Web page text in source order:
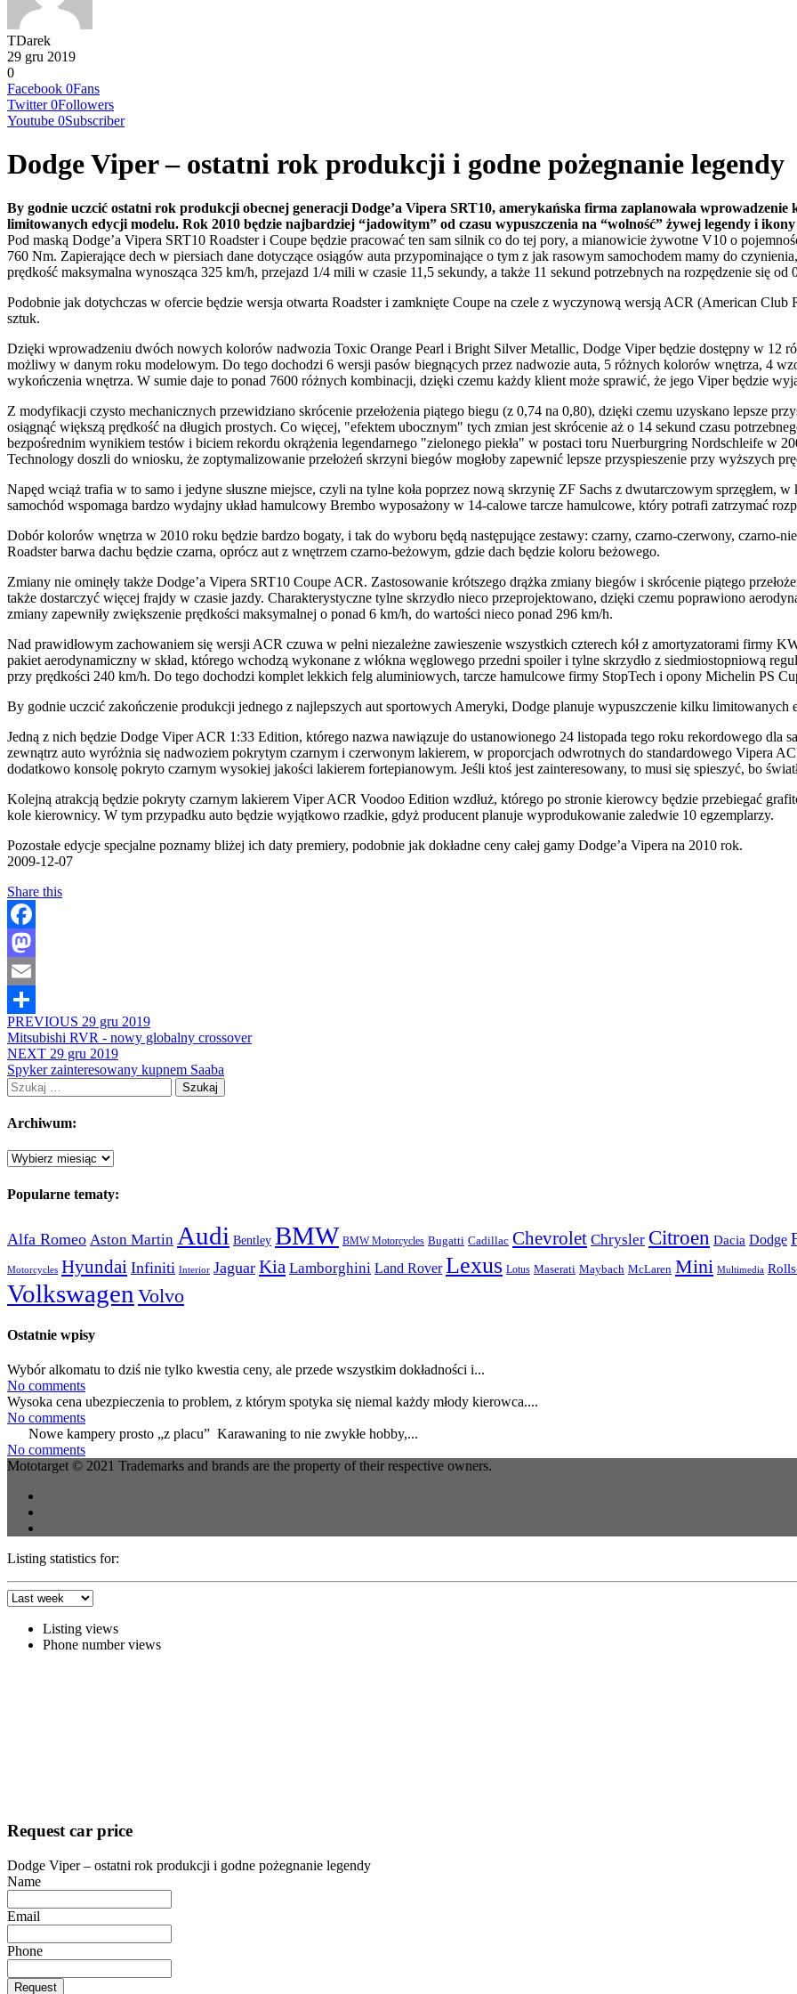
TDarek
29 gru 2019
0
Facebook 0Fans
Twitter 0Followers
Youtube 0Subscriber
Dodge Viper – ostatni rok produkcji i godne pożegnanie legendy
By godnie uczcić ostatni rok produkcji obecnej generacji Dodge’a Vipera SRT10, amerykańska firma zaplanowała
limitowanych edycji modelu. Rok 2010 będzie najbardziej “jadowitym” od czasu wypuszczenia na “wolność” żywej legendy i
Pod maską Dodge’a Vipera SRT10 Roadster i Coupe będzie pracować ten sam silnik co do tej pory, a mianowicie żywotne V10 o
760 Nm. Zapierające dech w piersiach dane dotyczące osiągów auta przypominające o tym z jak rasowym samochodem mamy do
prędkość maksymalna wynosząca 325 km/h, przejazd 1/4 mili w czasie 11,5 sekundy, a także 11 sekund potrzebnych na rozpędzenie się
Podobnie jak dotychczas w ofercie będzie wersja otwarta Roadster i zamknięte Coupe na czele z wyczynową wersją ACR (American
sztuk.
Dzięki wprowadzeniu dwóch nowych kolorów nadwozia Toxic Orange Pearl i Bright Silver Metallic, Dodge Viper będzie dostępny w 12
możliwy w danym roku modelowym. Do tego dochodzi 6 wersji pasów biegnących przez nadwozie auta, 5 różnych kolorów wnętrza, 4
wykończenia wnętrza. W sumie daje to ponad 7600 różnych kombinacji, dzięki czemu każdy klient może sprawić, że jego Viper będzie
Z modyfikacji czysto mechanicznych przewidziano skrócenie przełożenia piątego biegu (z 0,74 na 0,80), dzięki czemu uzyskano lepsze
osiągnąć większą prędkość na długich prostych. Co więcej, "efektem ubocznym" tych zmian jest skrócenie aż o 14 sekund czasu
bezpośrednim wynikiem testów i biciem rekordu okrążenia legendarnego "zielonego piekła" w postaci toru Nuerburgring Nordschleife w
Technology doszli do wniosku, że zoptymalizowanie przełożeń skrzyni biegów mogłoby zapewnić lepsze przyspieszenie przy wyższych
Napęd wciąż trafia w to samo i jedyne słuszne miejsce, czyli na tylne koła poprzez nową skrzynię ZF Sachs z dwutarczowym sprzęgłem,
samochód wspomaga bardzo wydajny układ hamulcowy Brembo wyposażony w 14-calowe tarcze hamulcowe, który potrafi zatrzymać
Dobór kolorów wnętrza w 2010 roku będzie bardzo bogaty, i tak do wyboru będą następujące zestawy: czarny, czarno-czerwony, czarno-
Roadster barwa dachu będzie czarna, oprócz aut z wnętrzem czarno-beżowym, gdzie dach będzie koloru beżowego.
Zmiany nie ominęły także Dodge’a Vipera SRT10 Coupe ACR. Zastosowanie krótszego drążka zmiany biegów i skrócenie piątego
także dostarczyć więcej frajdy w czasie jazdy. Charakterystyczne tylne skrzydło nieco przeprojektowano, dzięki czemu poprawiono
zmiany zapewniły zwiększenie prędkości maksymalnej o ponad 6 km/h, do wartości nieco ponad 296 km/h.
Nad prawidłowym zachowaniem się wersji ACR czuwa w pełni niezależne zawieszenie wszystkich czterech kół z amortyzatorami firmy
pakiet aerodynamiczny w skład, którego wchodzą wykonane z włókna węglowego przedni spoiler i tylne skrzydło z siedmiostopniową
przy prędkości 240 km/h. Do tego dochodzi komplet lekkich felg aluminiowych, tarcze hamulcowe firmy StopTech i opony Michelin PS
By godnie uczcić zakończenie produkcji jednego z najlepszych aut sportowych Ameryki, Dodge planuje wypuszczenie kilku limitowanych
Jedną z nich będzie Dodge Viper ACR 1:33 Edition, którego nazwa nawiązuje do ustanowionego 24 listopada tego roku rekordowego dla
zewnątrz auto wyróżnia się nadwoziem pokrytym czarnym i czerwonym lakierem, w proporcjach odwrotnych do standardowego Vipera
dodatkowo konsolę pokryto czarnym wysokiej jakości lakierem fortepianowym. Jeśli ktoś jest zainteresowany, to musi się spieszyć, bo
Kolejną atrakcją będzie pokryty czarnym lakierem Viper ACR Voodoo Edition wzdłuż, którego po stronie kierowcy będzie przebiegać
kole kierownicy. W tym przypadku auto będzie wyjątkowo rzadkie, gdyż producent planuje wyprodukowanie zaledwie 10 egzemplarzy.
Pozostałe edycje specjalne poznamy bliżej ich daty premiery, podobnie jak dokładne ceny całej gamy Dodge’a Vipera na 2010 rok.
2009-12-07
Share this
Facebook
Mastodon
Email
Share
PREVIOUS 29 gru 2019
Mitsubishi RVR - nowy globalny crossover
NEXT 29 gru 2019
Spyker zainteresowany kupnem Saaba
Szukaj:
Archiwum:
Archiwum:
Popularne tematy:
Alfa Romeo Aston Martin Audi Bentley BMW BMW Motorcycles Bugatti Cadillac Chevrolet Chrysler Citroen Dacia Dodge
Motorcycles Hyundai Infiniti Interior Jaguar Kia Lamborghini Land Rover Lexus Lotus Maserati Maybach McLaren Mini Multimedia
Volkswagen Volvo
Ostatnie wpisy
Wybór alkomatu to dziś nie tylko kwestia ceny, ale przede wszystkim dokładności i...
No comments
Wysoka cena ubezpieczenia to problem, z którym spotyka się niemal każdy młody kierowca....
No comments
Nowe kampery prosto „z placu” Karawaning to nie zwykłe hobby,...
No comments
Mototarget © 2021 Trademarks and brands are the property of their respective owners.
Listing statistics for:
Listing views
Phone number views
Request car price
Dodge Viper – ostatni rok produkcji i godne pożegnanie legendy
Name
Email
Phone
Request